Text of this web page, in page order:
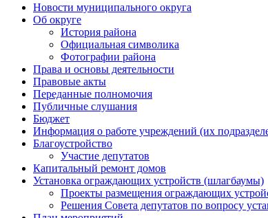
Новости муниципального округа
Об округе
История района
Официальная символика
Фотографии района
Права и основы деятельности
Правовые акты
Переданные полномочия
Публичные слушания
Бюджет
Информация о работе учреждений (их
Благоустройство
Участие депутатов
Капитальный ремонт домов
Установка ограждающих устройств (шлагбаумы)
Проекты размещения ограждающих
Решения Совета депутатов по вопросу